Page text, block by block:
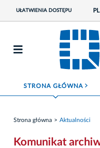
UŁATWIENIA DOSTĘPU PL
STRONA GŁÓWNA ROZWIŃ MENU
Strona główna Aktualności
Komunikat